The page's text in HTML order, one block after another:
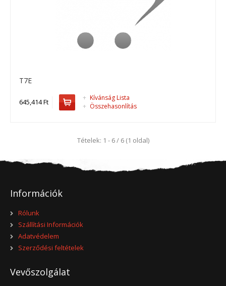
633,349 Ft
T7E
645,414 Ft + Kívánság Lista
+ Összehasonlítás
Tételek: 1 - 6 / 6 (1 oldal)
Információk
Rólunk
Szállítási Információk
Adatvédelem
Szerződési feltételek
Vevőszolgálat